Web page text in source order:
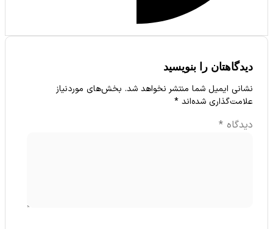
را بنویسید
ایمیل شما منتشر نخواهد شد. بخش‌های موردنیاز
شده‌اند *
*